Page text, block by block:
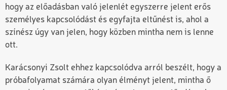
hogy az előadásban való jelenlét egyszerre jelent erős
személyes kapcsolódást és egyfajta eltűnést is, ahol a
színész úgy van jelen, hogy közben mintha nem is lenne
ott.
Karácsonyi Zsolt ehhez kapcsolódva arról beszélt, hogy a
próbafolyamat számára olyan élményt jelent, mintha ő